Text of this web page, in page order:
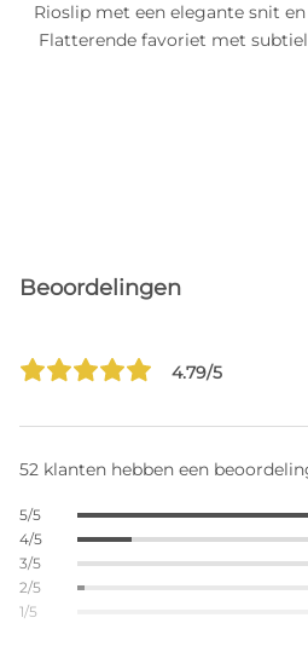
Rioslip met een elegante snit
Flatterende favoriet met
Beoordelingen
4.79/5
52 klanten hebben een
5/5
4/5
3/5
2/5
1/5